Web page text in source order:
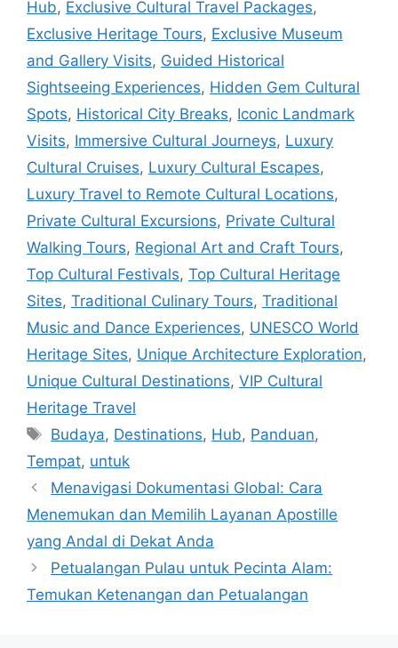
Hub, Exclusive Cultural Travel Packages,
Exclusive Heritage Tours, Exclusive Museum
and Gallery Visits, Guided Historical
Sightseeing Experiences, Hidden Gem Cultural
Spots, Historical City Breaks, Iconic Landmark
Visits, Immersive Cultural Journeys, Luxury
Cultural Cruises, Luxury Cultural Escapes,
Luxury Travel to Remote Cultural Locations,
Private Cultural Excursions, Private Cultural
Walking Tours, Regional Art and Craft Tours,
Top Cultural Festivals, Top Cultural Heritage
Sites, Traditional Culinary Tours, Traditional
Music and Dance Experiences, UNESCO World
Heritage Sites, Unique Architecture Exploration,
Unique Cultural Destinations, VIP Cultural
Heritage Travel
Tags
Budaya, Destinations, Hub, Panduan,
Tempat, untuk
Menavigasi Dokumentasi Global: Cara
Menemukan dan Memilih Layanan Apostille
yang Andal di Dekat Anda
Petualangan Pulau untuk Pecinta Alam:
Temukan Ketenangan dan Petualangan